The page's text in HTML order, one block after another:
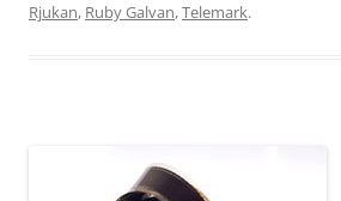
Rjukan, Ruby Galvan,Telemark.